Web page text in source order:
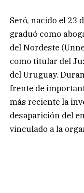
Seró, nacido el 23
graduó como
del Nordeste
como titular del
del Uruguay.
frente de
más reciente la
desaparición del
vinculado a la